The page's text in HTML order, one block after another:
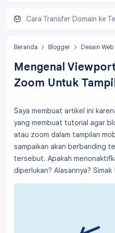
Beranda Blogger Desain Web
Mengenal
Zoom Untuk
Saya membuat artikel ini
yang membuat tutorial agar
atau zoom dalam tampilan
sampaikan akan berbanding
tersebut. Apakah
diperlukan? Alasannya?